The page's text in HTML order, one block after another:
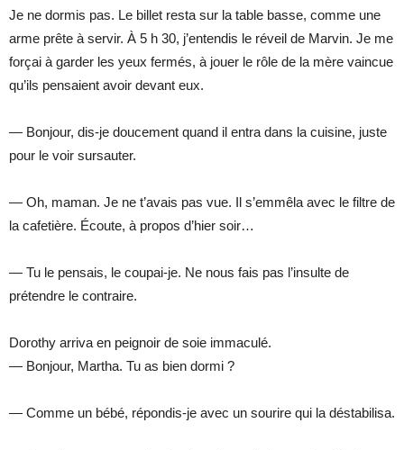
Je ne dormis pas. Le billet resta sur la table basse, comme une
arme prête à servir. À 5 h 30, j’entendis le réveil de Marvin. Je me
forçai à garder les yeux fermés, à jouer le rôle de la mère vaincue
qu’ils pensaient avoir devant eux.
— Bonjour, dis-je doucement quand il entra dans la cuisine, juste
pour le voir sursauter.
— Oh, maman. Je ne t’avais pas vue. Il s’emmêla avec le filtre de
la cafetière. Écoute, à propos d’hier soir…
— Tu le pensais, le coupai-je. Ne nous fais pas l’insulte de
prétendre le contraire.
Dorothy arriva en peignoir de soie immaculé.
— Bonjour, Martha. Tu as bien dormi ?
— Comme un bébé, répondis-je avec un sourire qui la déstabilisa.